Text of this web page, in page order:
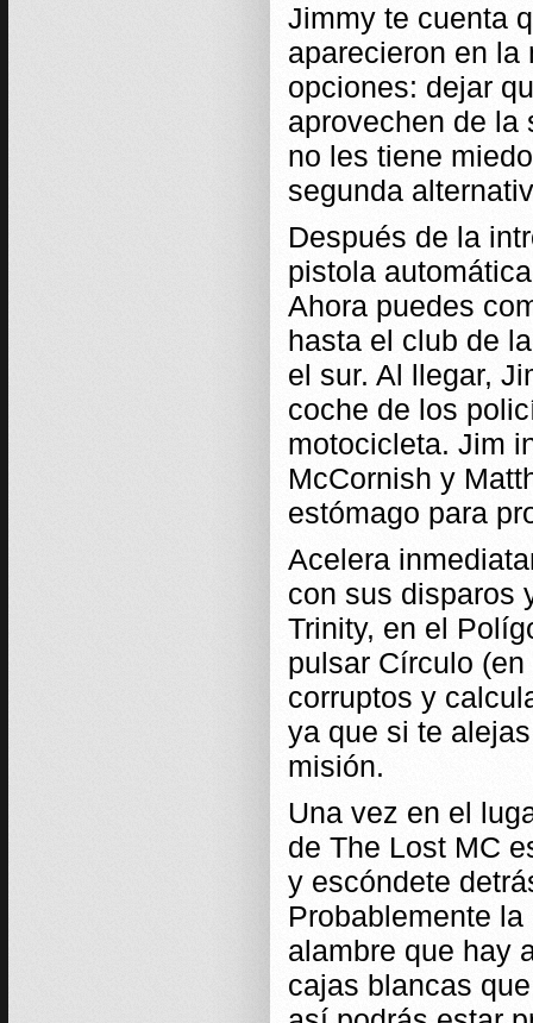
Jimmy te cuenta
aparecieron en la
opciones: dejar
aprovechen de la
no les tiene
segunda
Después de la
pistola
Ahora puedes
hasta el club de
el sur. Al llegar,
coche de los
motocicleta. Jim
McCornish y
estómago para
Acelera
con sus disparos
Trinity, en el
pulsar Círculo
corruptos y
ya que si te
misión.
Una vez en el
de The Lost MC
y escóndete
Probablemente
alambre que hay
cajas blancas